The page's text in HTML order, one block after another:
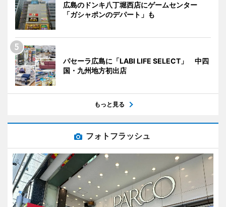
広島のドンキ八丁堀西店にゲームセンター
「ガシャポンのデパート」も
パセーラ広島に「LABI LIFE SELECT」 中四
国・九州地方初出店
もっと見る
フォトフラッシュ